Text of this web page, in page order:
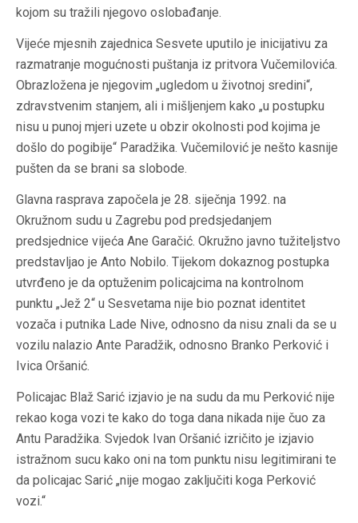
kojom su tražili njegovo oslobađanje.
Vijeće mjesnih zajednica Sesvete uputilo je inicijativu za
razmatranje mogućnosti puštanja iz pritvora Vučemilovića.
Obrazložena je njegovim „ugledom u životnoj sredini“,
zdravstvenim stanjem, ali i mišljenjem kako „u postupku
nisu u punoj mjeri uzete u obzir okolnosti pod kojima je
došlo do pogibije“ Paradžika. Vučemilović je nešto kasnije
pušten da se brani sa slobode.
Glavna rasprava započela je 28. siječnja 1992. na
Okružnom sudu u Zagrebu pod predsjedanjem
predsjednice vijeća Ane Garačić. Okružno javno tužiteljstvo
predstavljao je Anto Nobilo. Tijekom dokaznog postupka
utvrđeno je da optuženim policajcima na kontrolnom
punktu „Jež 2“ u Sesvetama nije bio poznat identitet
vozača i putnika Lade Nive, odnosno da nisu znali da se u
vozilu nalazio Ante Paradžik, odnosno Branko Perković i
Ivica Oršanić.
Policajac Blaž Sarić izjavio je na sudu da mu Perković nije
rekao koga vozi te kako do toga dana nikada nije čuo za
Antu Paradžika. Svjedok Ivan Oršanić izričito je izjavio
istražnom sucu kako oni na tom punktu nisu legitimirani te
da policajac Sarić „nije mogao zaključiti koga Perković
vozi.“